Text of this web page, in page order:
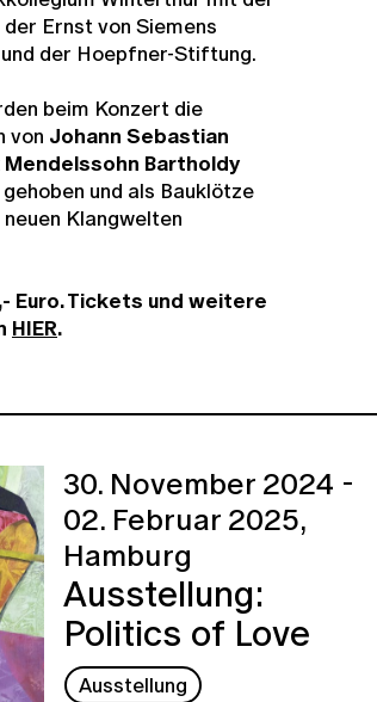
Ernst von Siemens
der Hoepfner-Stiftung.
beim Konzert die
von Johann Sebastian
Mendelssohn Bartholdy
und als Bauklötze
Klangwelten
Euro. Tickets und weitere
HIER.
30. November 2024 -
02. Februar 2025,
Hamburg
Ausstellung:
Politics of Love
Ausstellung